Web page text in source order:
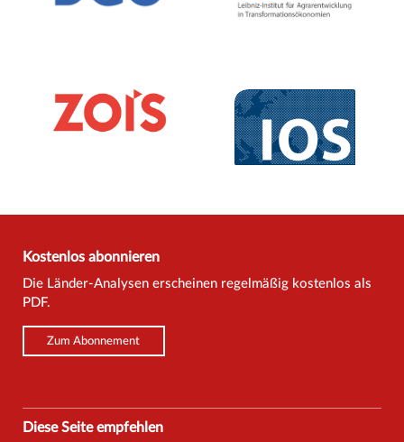
Kostenlos abonnieren
Die Länder-Analysen erscheinen regelmäßig kostenlos als
PDF.
Zum Abonnement
Diese Seite empfehlen